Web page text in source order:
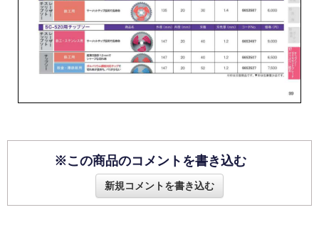
※この商品のコメントを書き込む
新規コメントを書き込む